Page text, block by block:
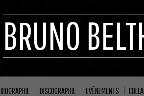
BRUNO
BIOGRAPHIE DISCOGRAPHIE EVÈNEMENTS